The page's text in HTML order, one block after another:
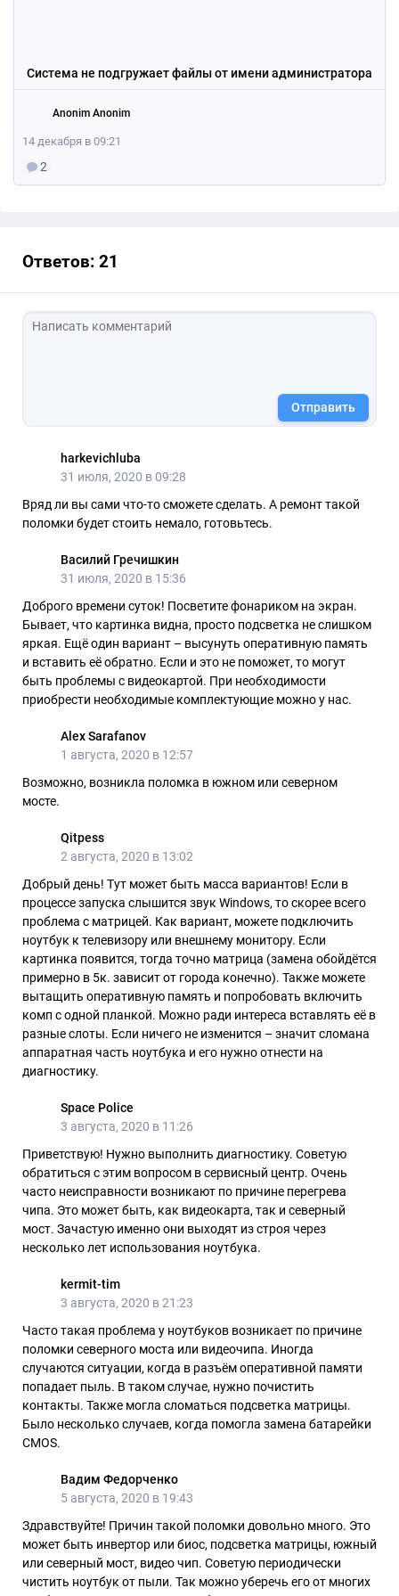
Система не подгружает файлы от имени администратора
Anonim Anonim
14 декабря в 09:21
2
Ответов: 21
Отправить
harkevichluba
31 июля, 2020 в 09:28
Вряд ли вы сами что-то сможете сделать. А ремонт такой
поломки будет стоить немало, готовьтесь.
Василий Гречишкин
31 июля, 2020 в 15:36
Доброго времени суток! Посветите фонариком на экран.
Бывает, что картинка видна, просто подсветка не слишком
яркая. Ещё один вариант – высунуть оперативную память
и вставить её обратно. Если и это не поможет, то могут
быть проблемы с видеокартой. При необходимости
приобрести необходимые комплектующие можно у нас.
Alex Sarafanov
1 августа, 2020 в 12:57
Возможно, возникла поломка в южном или северном
мосте.
Qitpess
2 августа, 2020 в 13:02
Добрый день! Тут может быть масса вариантов! Если в
процессе запуска слышится звук Windows, то скорее всего
проблема с матрицей. Как вариант, можете подключить
ноутбук к телевизору или внешнему монитору. Если
картинка появится, тогда точно матрица (замена обойдётся
примерно в 5к. зависит от города конечно). Также можете
вытащить оперативную память и попробовать включить
комп с одной планкой. Можно ради интереса вставлять её в
разные слоты. Если ничего не изменится – значит сломана
аппаратная часть ноутбука и его нужно отнести на
диагностику.
Space Police
3 августа, 2020 в 11:26
Приветствую! Нужно выполнить диагностику. Советую
обратиться с этим вопросом в сервисный центр. Очень
часто неисправности возникают по причине перегрева
чипа. Это может быть, как видеокарта, так и северный
мост. Зачастую именно они выходят из строя через
несколько лет использования ноутбука.
kermit-tim
3 августа, 2020 в 21:23
Часто такая проблема у ноутбуков возникает по причине
поломки северного моста или видеочипа. Иногда
случаются ситуации, когда в разъём оперативной памяти
попадает пыль. В таком случае, нужно почистить
контакты. Также могла сломаться подсветка матрицы.
Было несколько случаев, когда помогла замена батарейки
CMOS.
Вадим Федорченко
5 августа, 2020 в 19:43
Здравствуйте! Причин такой поломки довольно много. Это
может быть инвертор или биос, подсветка матрицы, южный
или северный мост, видео чип. Советую периодически
чистить ноутбук от пыли. Так можно уберечь его от многих